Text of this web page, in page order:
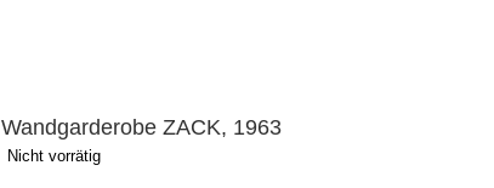
Wandgarderobe ZACK, 1963
Nicht vorrätig